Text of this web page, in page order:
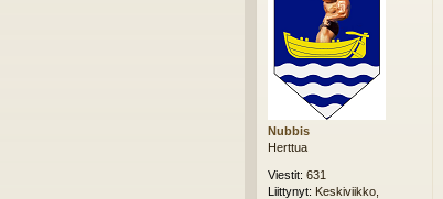
Nubbis
Herttua
Viestit: 631
Liittynyt: Keskiviikko,